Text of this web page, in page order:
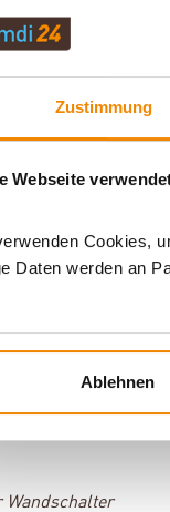
Zustimmung
Webseite
Cookies,
Daten werden an
Ablehnen
Steuersystem
App gesteuert
die
außerdem
die passende
Tablet
über die
Sie das optional
von
Wandschalter